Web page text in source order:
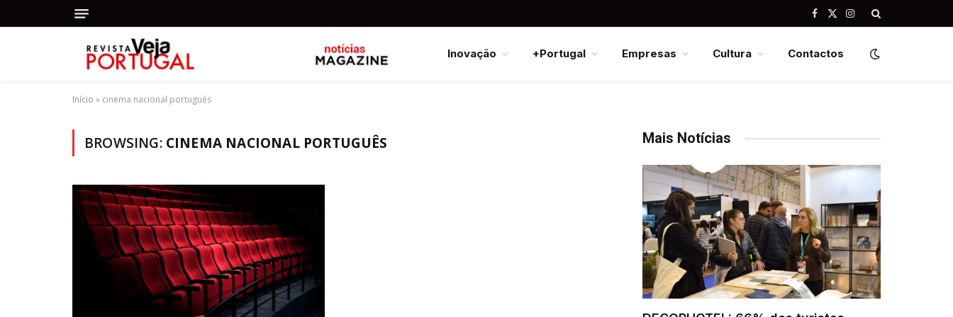
Facebook
X
Instagram
Inovação +Portugal Empresas Cultura Contactos
Início » cinema nacional português
BROWSING: CINEMA NACIONAL PORTUGUÊS Mais Notícias